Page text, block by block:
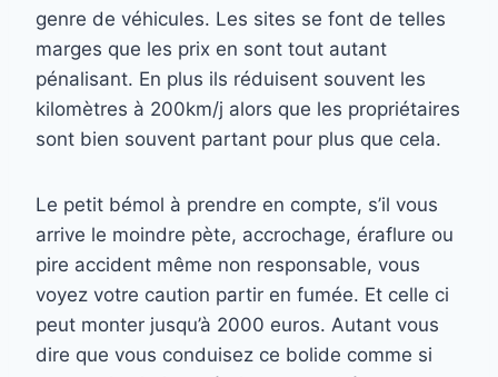
genre de véhicules. Les sites se font de telles
marges que les prix en sont tout autant
pénalisant. En plus ils réduisent souvent les
kilomètres à 200km/j alors que les propriétaires
sont bien souvent partant pour plus que cela.
Le petit bémol à prendre en compte, s’il vous
arrive le moindre pète, accrochage, éraflure ou
pire accident même non responsable, vous
voyez votre caution partir en fumée. Et celle ci
peut monter jusqu’à 2000 euros. Autant vous
dire que vous conduisez ce bolide comme si